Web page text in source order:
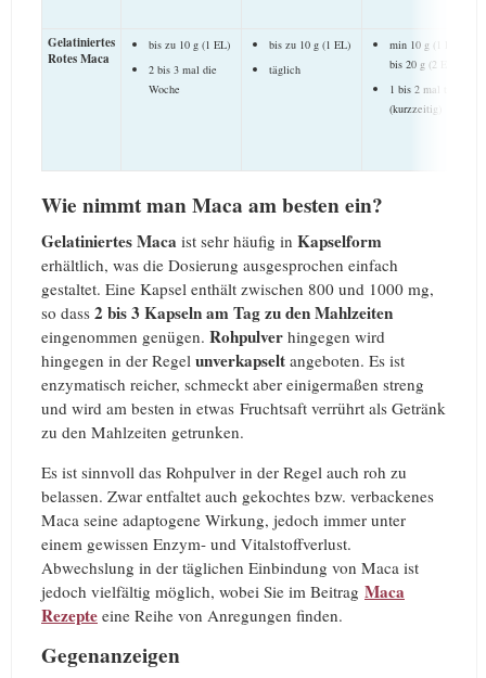
Gelatiniertes
Rotes Maca
bis zu 10 g (1 EL)
2 bis 3 mal die
Woche
bis zu 10 g (1 EL)
täglich
min 10 g (1 EL)
bis 20 g (2 EL)
1 bis 2 mal täglich
(kurzzeitig)
Wie nimmt man Maca am besten ein?
Gelatiniertes Maca ist sehr häufig in Kapselform
erhältlich, was die Dosierung ausgesprochen einfach
gestaltet. Eine Kapsel enthält zwischen 800 und 1000 mg,
so dass 2 bis 3 Kapseln am Tagzu den Mahlzeiten
eingenommen genügen. Rohpulver hingegen wird
hingegen in der Regel unverkapselt angeboten. Es ist
enzymatisch reicher, schmeckt aber einigermaßen streng
und wird am besten in etwas Fruchtsaft verrührt als Getränk
zu den Mahlzeiten getrunken.
Es ist sinnvoll das Rohpulver in der Regel auch roh zu
belassen. Zwar entfaltet auch gekochtes bzw. verbackenes
Maca seine adaptogene Wirkung, jedoch immer unter
einem gewissen Enzym- und Vitalstoffverlust.
Abwechslung in der täglichen Einbindung von Maca ist
jedoch vielfältig möglich, wobei Sie im Beitrag Maca
Rezepte eine Reihe von Anregungen finden.
Gegenanzeigen